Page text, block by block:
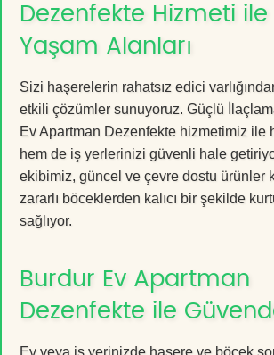
Dezenfekte Hizmeti ile
Yaşam Alanları
Sizi haşerelerin rahatsız edici
etkili çözümler sunuyoruz. Güçlü
Ev Apartman Dezenfekte hizmetimiz ile
hem de iş yerlerinizi güvenli hale
ekibimiz, güncel ve çevre dostu ürünler
zararlı böceklerden kalıcı bir şekilde
sağlıyor.
Burdur Ev Apartman
Dezenfekte ile
Ev veya iş yerinizde haşere ve böcek